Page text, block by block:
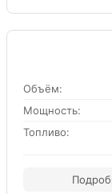
Объём:
Мощность:
Топливо: